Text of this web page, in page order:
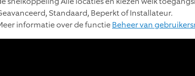
Standaard, Beperkt of Installateur.
informatie over de functieBeheer van